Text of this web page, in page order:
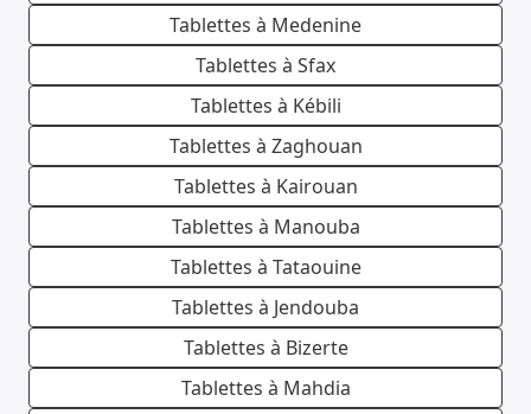
Tablettes à Medenine
Tablettes à Sfax
Tablettes à Kébili
Tablettes à Zaghouan
Tablettes à Kairouan
Tablettes à Manouba
Tablettes à Tataouine
Tablettes à Jendouba
Tablettes à Bizerte
Tablettes à Mahdia